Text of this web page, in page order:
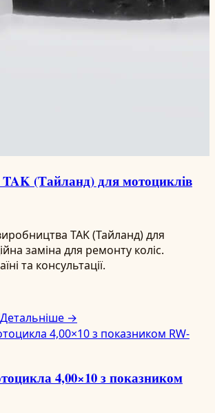
(Тайланд) для мотоциклів
TAK (Тайланд) для
заміна для ремонту коліс.
та консультації.
Детальніше →
4,00×10 з показником